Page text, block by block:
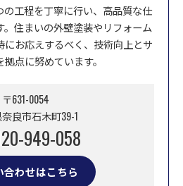
工程を丁寧に行い、高品質な仕
。住まいの外壁塗装やリフォーム
にお応えするべく、技術向上とサ
点に努めています。
〒631-0054
良市石木町39-1
949-058
合わせはこちら